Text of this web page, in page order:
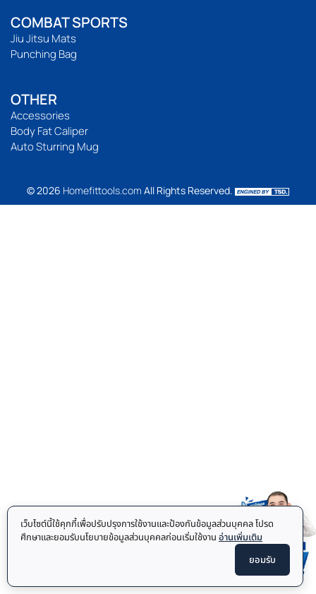
COMBAT SPORTS
Jiu Jitsu Mats
Punching Bag
OTHER
Accessories
Body Fat Caliper
Auto Sturring Mug
© 2026 Homefittools.com All Rights Reserved.
เว็บไซต์นี้ใช้คุกกี้เพื่อปรับปรุงการใช้งานและป้องกันข้อมูลส่วนบุคคล โปรด
ศึกษาและยอมรับนโยบายข้อมูลส่วนบุคคลก่อนเริ่มใช้งาน อ่านเพิ่มเติม
ยอมรับ